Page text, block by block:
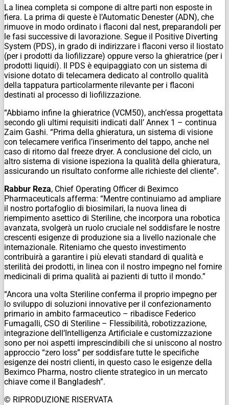
La linea completa si compone di altre parti non esposte in
fiera. La prima di queste è l’Automatic Denester (ADN), che
rimuove in modo ordinato i flaconi dal nest, preparandoli per
le fasi successive di lavorazione. Segue il Positive Diverting
System (PDS), in grado di indirizzare i flaconi verso il liostato
(per i prodotti da liofilizzare) oppure verso la ghieratrice (per i
prodotti liquidi). Il PDS è equipaggiato con un sistema di
visione dotato di telecamera dedicato al controllo qualità
della tappatura particolarmente rilevante per i flaconi
destinati al processo di liofilizzazione.
“Abbiamo infine la ghieratrice (VCM50), anch’essa progettata
secondo gli ultimi requisiti indicati dall’ Annex 1 – continua
Zaim Gashi. “Prima della ghieratura, un sistema di visione
con telecamere verifica l’inserimento del tappo, anche nel
caso di ritorno dal freeze dryer. A conclusione del ciclo, un
altro sistema di visione ispeziona la qualità della ghieratura,
assicurando un risultato conforme alle richieste del cliente”.
Rabbur Reza, Chief Operating Officer di Beximco
Pharmaceuticals afferma: “Mentre continuiamo ad ampliare
il nostro portafoglio di biosimilari, la nuova linea di
riempimento asettico di Steriline, che incorpora una robotica
avanzata, svolgerà un ruolo cruciale nel soddisfare le nostre
crescenti esigenze di produzione sia a livello nazionale che
internazionale. Riteniamo che questo investimento
contribuirà a garantire i più elevati standard di qualità e
sterilità dei prodotti, in linea con il nostro impegno nel fornire
medicinali di prima qualità ai pazienti di tutto il mondo.”
“Ancora una volta Steriline conferma il proprio impegno per
lo sviluppo di soluzioni innovative per il confezionamento
primario in ambito farmaceutico – ribadisce Federico
Fumagalli, CSO di Steriline – Flessibilità, robotizzazione,
integrazione dell’Intelligenza Artificiale e customizzazione
sono per noi aspetti imprescindibili che si uniscono al nostro
approccio “zero loss” per soddisfare tutte le specifiche
esigenze dei nostri clienti, in questo caso le esigenze della
Beximco Pharma, nostro cliente strategico in un mercato
chiave come il Bangladesh”.
© RIPRODUZIONE RISERVATA